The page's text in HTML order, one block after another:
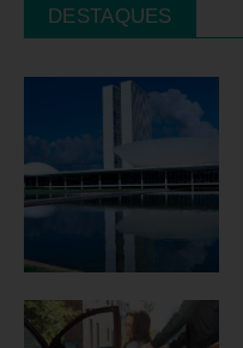
DESTAQUES